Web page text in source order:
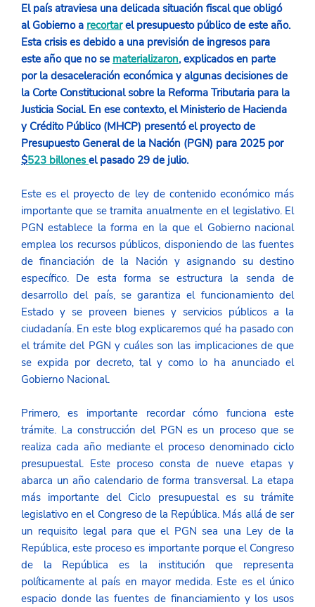
El país atraviesa una delicada situación fiscal que obligó
al Gobierno a recortar el presupuesto público de este año.
Esta crisis es debido a una previsión de ingresos para
este año que no se materializaron, explicados en parte
por la desaceleración económica y algunas decisiones de
la Corte Constitucional sobre la Reforma Tributaria para la
Justicia Social. En ese contexto, el Ministerio de Hacienda
y Crédito Público (MHCP) presentó el proyecto de
Presupuesto General de la Nación (PGN) para 2025 por
$523 billones el pasado 29 de julio.
Este es el proyecto de ley de contenido económico más
importante que se tramita anualmente en el legislativo. El
PGN establece la forma en la que el Gobierno nacional
emplea los recursos públicos, disponiendo de las fuentes
de financiación de la Nación y asignando su destino
específico. De esta forma se estructura la senda de
desarrollo del país, se garantiza el funcionamiento del
Estado y se proveen bienes y servicios públicos a la
ciudadanía. En este blog explicaremos qué ha pasado con
el trámite del PGN y cuáles son las implicaciones de que
se expida por decreto, tal y como lo ha anunciado el
Gobierno Nacional.
Primero, es importante recordar cómo funciona este
trámite. La construcción del PGN es un proceso que se
realiza cada año mediante el proceso denominado ciclo
presupuestal. Este proceso consta de nueve etapas y
abarca un año calendario de forma transversal. La etapa
más importante del Ciclo presupuestal es su trámite
legislativo en el Congreso de la República. Más allá de ser
un requisito legal para que el PGN sea una Ley de la
República, este proceso es importante porque el Congreso
de la República es la institución que representa
políticamente al país en mayor medida. Este es el único
espacio donde las fuentes de financiamiento y los usos